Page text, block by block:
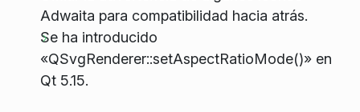
Adwaita para compatibilidad hacia atrás.
Se ha introducido
«QSvgRenderer::setAspectRatioMode()» en
Qt 5.15.